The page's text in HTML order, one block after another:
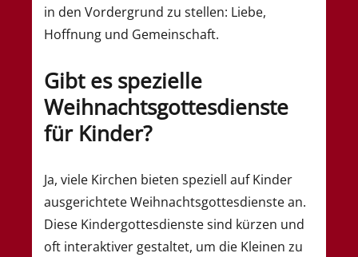
in den Vordergrund zu stellen: Liebe,
Hoffnung und Gemeinschaft.
Gibt es spezielle
Weihnachtsgottesdienste
für Kinder?
Ja, viele Kirchen bieten speziell auf Kinder
ausgerichtete Weihnachtsgottesdienste an.
Diese Kindergottesdienste sind kürzen und
oft interaktiver gestaltet, um die Kleinen zu